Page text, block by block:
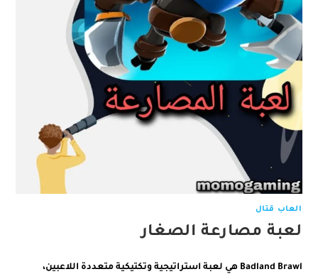
العاب قتال
لعبة مصارعة الصغار
Badland Brawl هي لعبة استراتيجية وتكتيكية متعددة اللاعبين،